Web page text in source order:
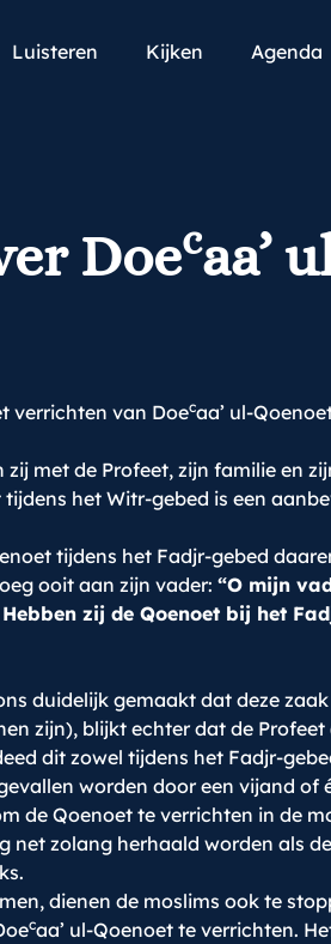
Luisteren Kijken Agenda
Doecaa’
verrichten van Doecaa’ ul-
met de Profeet, zijn familie en
tijdens het Witr-gebed is een
tijdens het Fadjr-gebed
ooit aan zijn vader: “O mijn
zij de Qoenoet bij het
duidelijk gemaakt dat deze
zijn), blijkt echter dat de
dit zowel tijdens het Fadjr-
worden door een vijand
de Qoenoet te verrichten in de
net zolang herhaald worden als
dienen de moslims ook te
caa’ ul-Qoenoet te verrichten.